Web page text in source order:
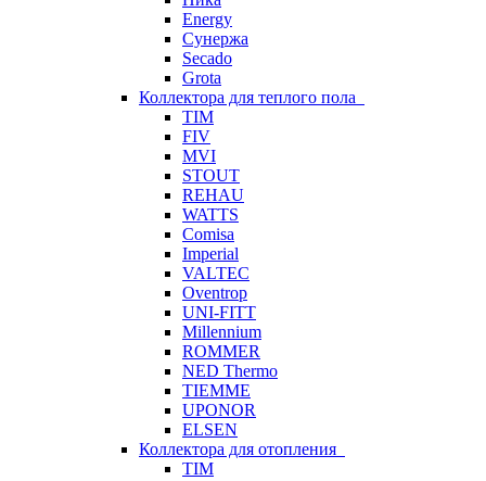
Energy
Сунержа
Secado
Grota
Коллектора для теплого пола
TIM
FIV
MVI
STOUT
REHAU
WATTS
Comisa
Imperial
VALTEC
Oventrop
UNI-FITT
Millennium
ROMMER
NED Thermo
TIEMME
UPONOR
ELSEN
Коллектора для отопления
TIM